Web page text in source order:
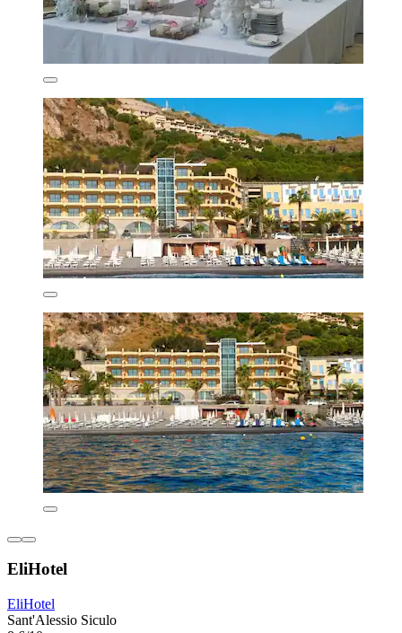
EliHotel
EliHotel
Sant'Alessio Siculo